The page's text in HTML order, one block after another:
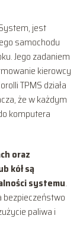
jest
samochodu
Jego zadaniem
kierowcy
TPMS działa
że w każdym
komputera
oraz
kół są
systemu.
bezpieczeństwo
paliwa i